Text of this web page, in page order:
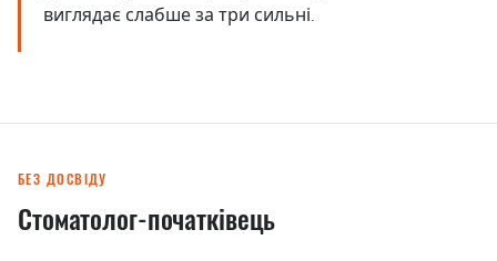
виглядає слабше за три сильні.
БЕЗ ДОСВІДУ
Стоматолог-початківець